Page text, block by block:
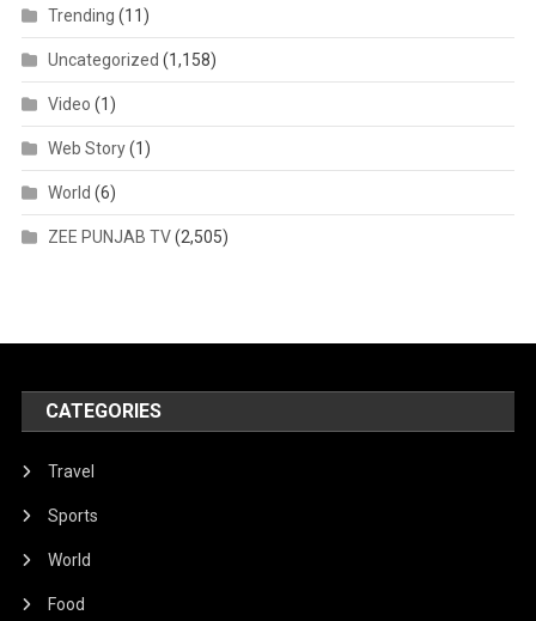
Trending (11)
Uncategorized (1,158)
Video (1)
Web Story(1)
World (6)
ZEE PUNJAB TV(2,505)
CATEGORIES
Travel
Sports
World
Food